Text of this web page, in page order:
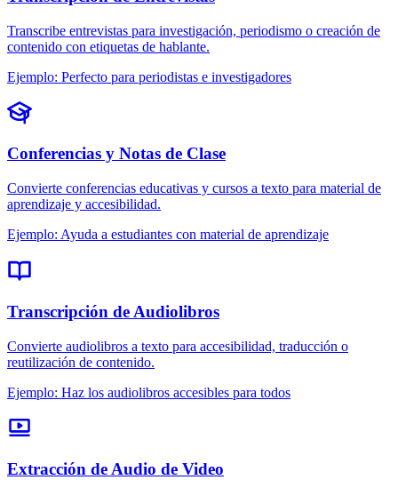
Transcribe entrevistas para investigación, periodismo o creación de
contenido con etiquetas de hablante.
Ejemplo: Perfecto para periodistas e investigadores
Conferencias y Notas de Clase
Convierte conferencias educativas y cursos a texto para material de
aprendizaje y accesibilidad.
Ejemplo: Ayuda a estudiantes con material de aprendizaje
Transcripción de Audiolibros
Convierte audiolibros a texto para accesibilidad, traducción o
reutilización de contenido.
Ejemplo: Haz los audiolibros accesibles para todos
Extracción de Audio de Video